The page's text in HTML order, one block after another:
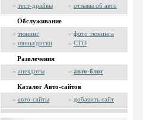
» тест-драйвы » отзывы об авто
Обслуживание
» тюнинг » фото тюнинга
» шины/диски » СТО
Развлечения
» анекдоты » авто-блог
Каталог Авто-сайтов
» авто-сайты » добавить сайт